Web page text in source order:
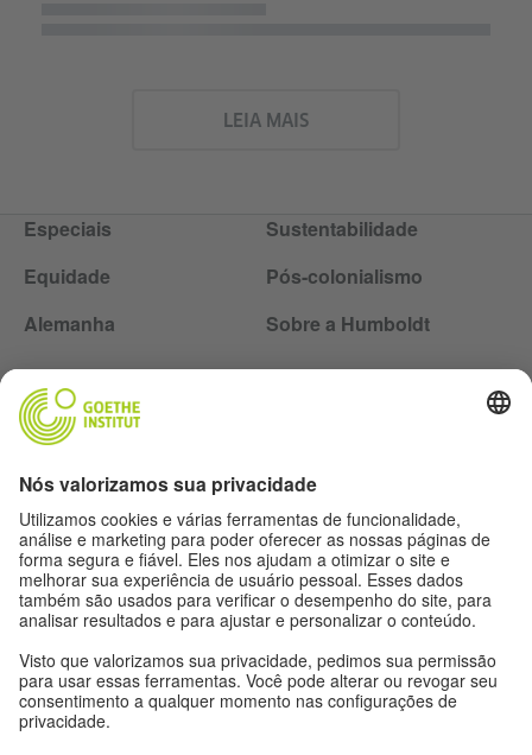
LEIA MAIS
Especiais
Sustentabilidade
Equidade
Pós-colonialismo
Alemanha
Sobre a Humboldt
Expediente
Proteção de dados
Termos de uso
Proteção de dados
Siga a revista Humboldt nas redes sociais